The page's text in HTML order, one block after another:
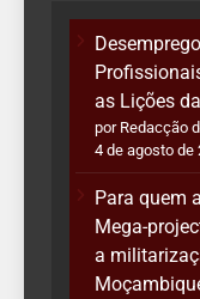
as Lições
por Redacção
4 de agosto de
Para quem
Mega-
a